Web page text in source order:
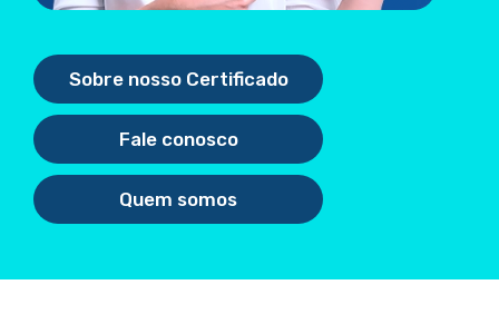
Sobre nosso Certificado
Fale conosco
Quem somos